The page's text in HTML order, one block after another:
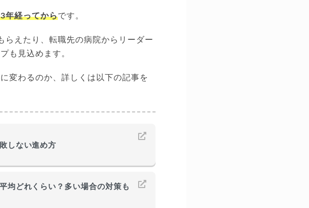
年経ってからです。
らえたり、転職先の病院からリーダー
も見込めます。
変わるのか、詳しくは以下の記事を
しない進め方
均どれくらい？多い場合の対策も